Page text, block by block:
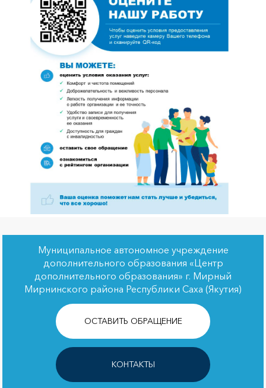
Муниципальное автономное учреждение
дополнительного образования «Центр
дополнительного образования» г. Мирный
Мирнинского района Республики Саха (Якутия)
ОСТАВИТЬ ОБРАЩЕНИЕ
КОНТАКТЫ